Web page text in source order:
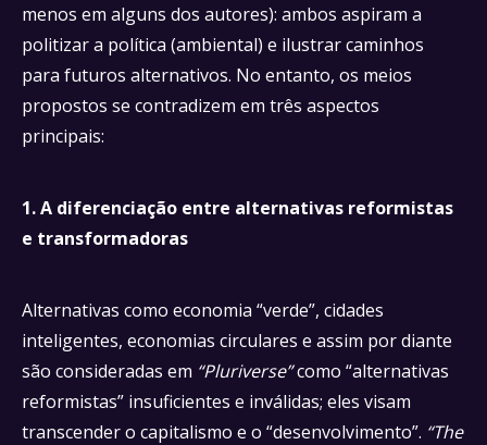
menos em alguns dos autores): ambos aspiram a
politizar a política (ambiental) e ilustrar caminhos
para futuros alternativos. No entanto, os meios
propostos se contradizem em três aspectos
principais:
1. A diferenciação entre alternativas reformistas
e transformadoras
Alternativas como economia “verde”, cidades
inteligentes, economias circulares e assim por diante
são consideradas em “Pluriverse”como “alternativas
reformistas” insuficientes e inválidas; eles visam
transcender o capitalismo e o “desenvolvimento”. “The